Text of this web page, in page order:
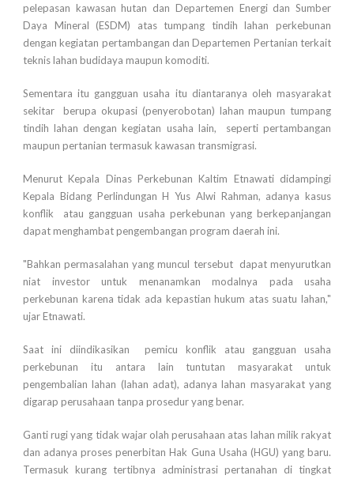
pelepasan kawasan hutan dan Departemen Energi dan Sumber
Daya Mineral (ESDM) atas tumpang tindih lahan perkebunan
dengan kegiatan pertambangan dan Departemen Pertanian terkait
teknis lahan budidaya maupun komoditi.
Sementara itu gangguan usaha itu diantaranya oleh masyarakat
sekitar berupa okupasi (penyerobotan) lahan maupun tumpang
tindih lahan dengan kegiatan usaha lain, seperti pertambangan
maupun pertanian termasuk kawasan transmigrasi.
Menurut Kepala Dinas Perkebunan Kaltim Etnawati didampingi
Kepala Bidang Perlindungan H Yus Alwi Rahman, adanya kasus
konflik atau gangguan usaha perkebunan yang berkepanjangan
dapat menghambat pengembangan program daerah ini.
"Bahkan permasalahan yang muncul tersebut dapat menyurutkan
niat investor untuk menanamkan modalnya pada usaha
perkebunan karena tidak ada kepastian hukum atas suatu lahan,"
ujar Etnawati.
Saat ini diindikasikan pemicu konflik atau gangguan usaha
perkebunan itu antara lain tuntutan masyarakat untuk
pengembalian lahan (lahan adat), adanya lahan masyarakat yang
digarap perusahaan tanpa prosedur yang benar.
Ganti rugi yang tidak wajar olah perusahaan atas lahan milik rakyat
dan adanya proses penerbitan Hak Guna Usaha (HGU) yang baru.
Termasuk kurang tertibnya administrasi pertanahan di tingkat